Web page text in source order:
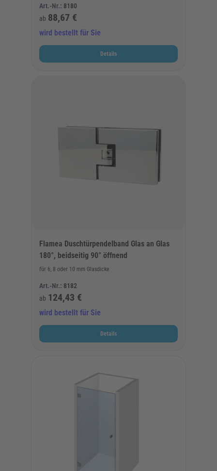
Art.-Nr.: 8180
ab 88,67 €
wird bestellt für Sie
Details
Flamea Duschtürpendelband Glas an Glas
180°, beidseitig 90° öffnend
für 6, 8 oder 10 mm Glasdicke
Art.-Nr.: 8182
ab 124,43 €
wird bestellt für Sie
Details